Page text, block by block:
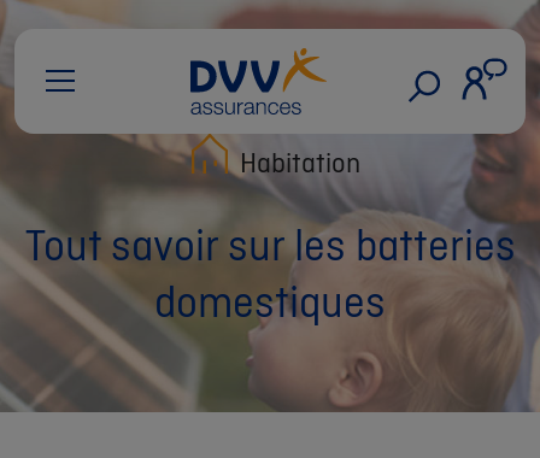
Habitation
Tout savoir sur les batteries
domestiques